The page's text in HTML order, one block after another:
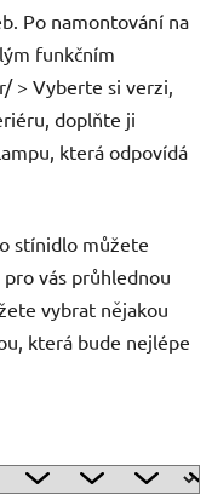
Po namontování na
funkčním
> Vyberte si verzi,
doplňte ji
která odpovídá
stínidlo můžete
vás průhlednou
vybrat nějakou
která bude nejlépe